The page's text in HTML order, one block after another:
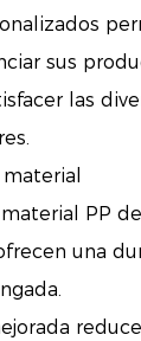
sus
las
PP
una